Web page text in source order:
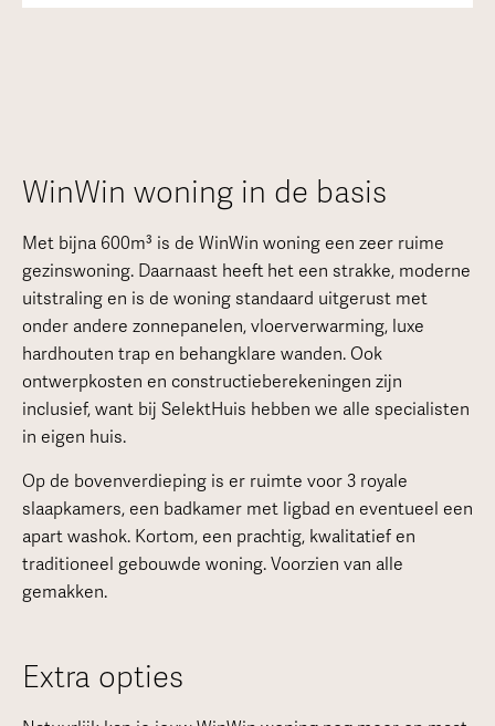
WinWin woning in de basis
Met bijna 600m³ is de WinWin woning een zeer ruime
gezinswoning. Daarnaast heeft het een strakke, moderne
uitstraling en is de woning standaard uitgerust met
onder andere zonnepanelen, vloerverwarming, luxe
hardhouten trap en behangklare wanden. Ook
ontwerpkosten en constructieberekeningen zijn
inclusief, want bij SelektHuis hebben we alle specialisten
in eigen huis.
Op de bovenverdieping is er ruimte voor 3 royale
slaapkamers, een badkamer met ligbad en eventueel een
apart washok. Kortom, een prachtig, kwalitatief en
traditioneel gebouwde woning. Voorzien van alle
gemakken.
Extra opties